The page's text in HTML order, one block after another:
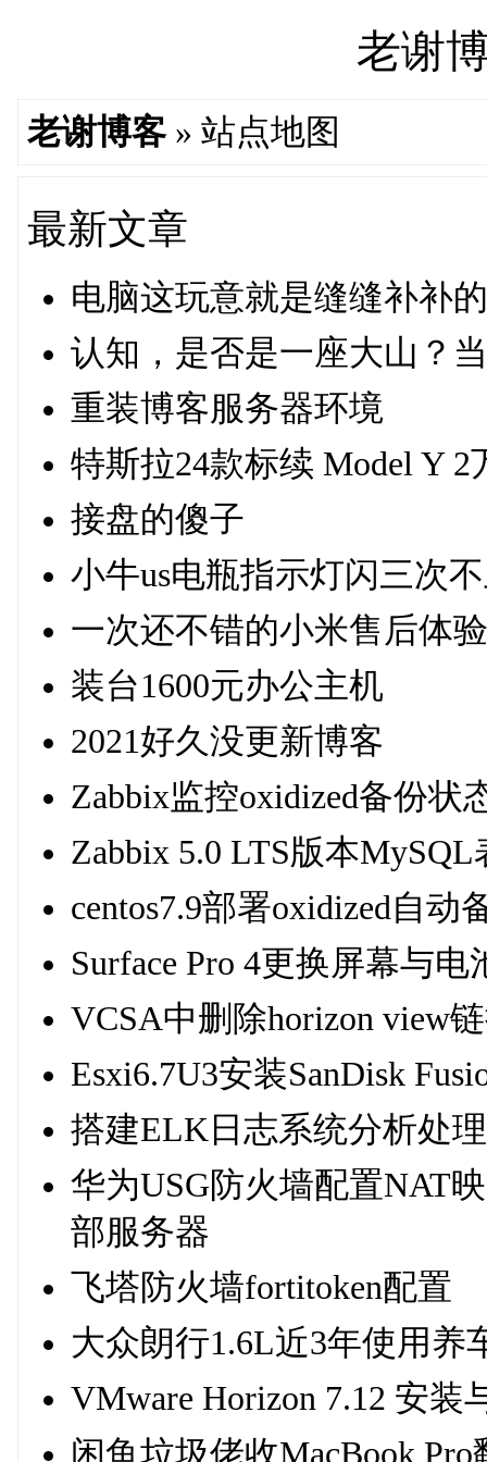
老谢
老谢博客» 站点地图
最新文章
电脑这玩意就是缝缝补补
认知，是否是一座大山？
重装博客服务器环境
特斯拉24款标续 Model Y
接盘的傻子
小牛us电瓶指示灯闪三次
一次还不错的小米售后体验
装台1600元办公主机
2021好久没更新博客
Zabbix监控oxidized备份状
Zabbix 5.0 LTS版本
centos7.9部署oxidized自动
Surface Pro 4更换屏幕与电
VCSA中删除horizon view
Esxi6.7U3安装SanDisk
搭建ELK日志系统分析处
华为USG防火墙配置NAT
部服务器
飞塔防火墙fortitoken配置
大众朗行1.6L近3年使用养
VMware Horizon 7.12 安装
闲鱼垃圾佬收MacBook Pro